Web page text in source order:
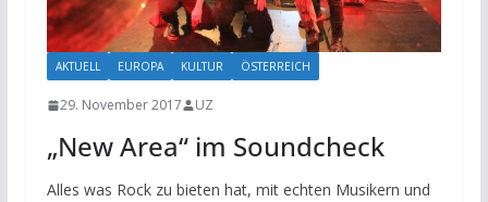
AKTUELL EUROPA KULTUR ÖSTERREICH
29. November 2017 UZ
„New Area“ im Soundcheck
Alles was Rock zu bieten hat, mit echten Musikern und